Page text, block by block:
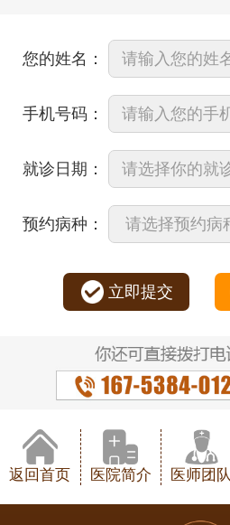
您的姓名：
手机号码：
就诊日期：
预约病种：
立即提交
返回首页 医院简介 医师团队